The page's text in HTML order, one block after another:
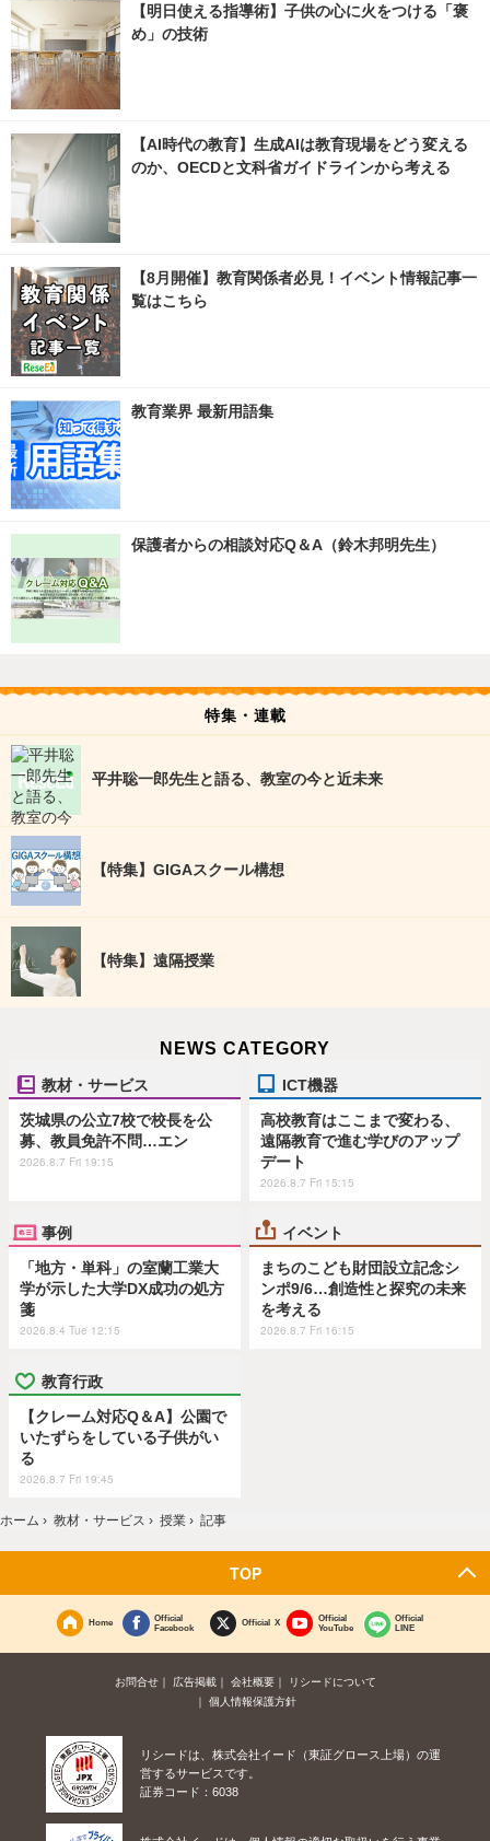
【明日使える指導術】子供の心に火をつける「褒
め」の技術
【AI時代の教育】生成AIは教育現場をどう変える
のか、OECDと文科省ガイドラインから考える
【8月開催】教育関係者必見！イベント情報記事一
覧はこちら
教育業界 最新用語集
保護者からの相談対応Q＆A（鈴木邦明先生）
特集・連載
平井聡一郎先生と語る、教室の今と近未来
【特集】GIGAスクール構想
【特集】遠隔授業
NEWS CATEGORY
教材・サービス
茨城県の公立7校で校長を公
募、教員免許不問…エン
2026.8.7 Fri 19:15
ICT機器
高校教育はここまで変わる、
遠隔教育で進む学びのアップ
デート
2026.8.7 Fri 15:15
事例
「地方・単科」の室蘭工業大
学が示した大学DX成功の処方
箋
2026.8.4 Tue 12:15
イベント
まちのこども財団設立記念シ
ンポ9/6…創造性と探究の未来
を考える
2026.8.7 Fri 16:15
教育行政
【クレーム対応Q＆A】公園で
いたずらをしている子供がい
る
2026.8.7 Fri 19:45
ホーム › 教材・サービス › 授業 › 記事
TOP
Home
Official
Facebook
Official X
Official
YouTube
Official
LINE
お問合せ 広告掲載 会社概要
リシードについて
個人情報保護方針
リシードは、株式会社イード（東証グロース上場）の運
営するサービスです。
証券コード：6038